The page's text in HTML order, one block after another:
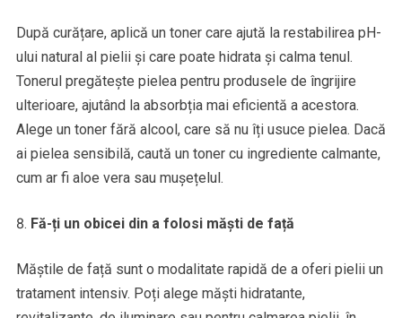
După curățare, aplică un toner care ajută la restabilirea pH-
ului natural al pielii și care poate hidrata și calma tenul.
Tonerul pregătește pielea pentru produsele de îngrijire
ulterioare, ajutând la absorbția mai eficientă a acestora.
Alege un toner fără alcool, care să nu îți usuce pielea. Dacă
ai pielea sensibilă, caută un toner cu ingrediente calmante,
cum ar fi aloe vera sau mușețelul.
Fă-ți un obicei din a folosi măști de față
Măștile de față sunt o modalitate rapidă de a oferi pielii un
tratament intensiv. Poți alege măști hidratante,